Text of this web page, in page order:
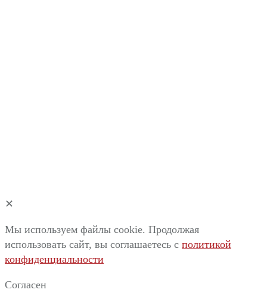
✕
Мы используем файлы cookie. Продолжая
использовать сайт, вы соглашаетесь c политикой
конфиденциальности
Согласен